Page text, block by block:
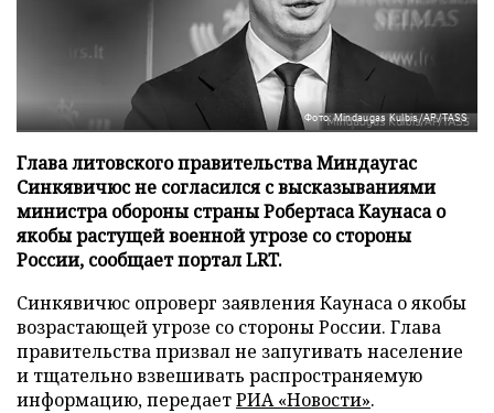
Фото: Mindaugas Kulbis/AP/TASS
Глава литовского правительства Миндаугас
Синкявичюс не согласился с высказываниями
министра обороны страны Робертаса Каунаса о
якобы растущей военной угрозе со стороны
России, сообщает портал LRT.
Синкявичюс опроверг заявления Каунаса о якобы
возрастающей угрозе со стороны России. Глава
правительства призвал не запугивать население
и тщательно взвешивать распространяемую
информацию, передаетРИА «Новости».